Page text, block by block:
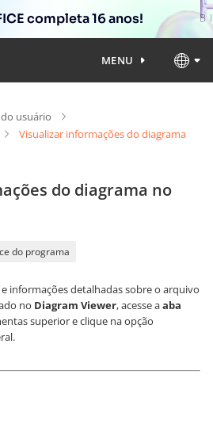
completa 16 anos!
MENU
usuário
Visualizar informações do diagrama
do diagrama no
do programa
informações detalhadas sobre o arquivo
no Diagram Viewer, acesse aaba
superior e clique na opção